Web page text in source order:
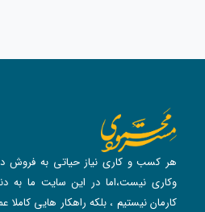
هر کسب و کاری نیاز حیاتی به فروش
و‌کاری نیست،اما در این سایت ما به
کارمان نیستیم ، بلکه راهکار هایی